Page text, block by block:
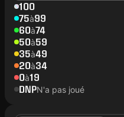
100
75à99
60à74
50à59
35à49
20à34
0à19
DNPN'a pas joué